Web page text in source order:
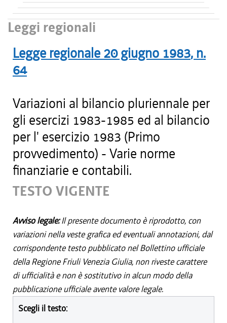
Leggi regionali
Legge regionale 20 giugno 1983, n.
64
Variazioni al bilancio pluriennale per
gli esercizi 1983-1985 ed al bilancio
per l' esercizio 1983 (Primo
provvedimento) - Varie norme
finanziarie e contabili.
TESTO VIGENTE
Avviso legale:Il presente documento è riprodotto, con
variazioni nella veste grafica ed eventuali annotazioni, dal
corrispondente testo pubblicato nel Bollettino ufficiale
della Regione Friuli Venezia Giulia, non riveste carattere
di ufficialità e non è sostitutivo in alcun modo della
pubblicazione ufficiale avente valore legale.
Scegli il testo: